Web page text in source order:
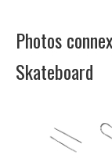
Photos
Skateboard